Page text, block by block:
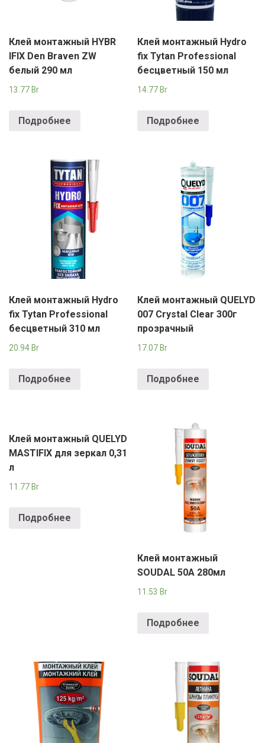
Клей монтажный HYBR
IFIX Den Braven ZW
белый 290 мл
13.77 Br
Подробнее
Клей монтажный Hydro
fix Tytan Professional
бесцветный 150 мл
14.77 Br
Подробнее
Клей монтажный Hydro
fix Tytan Professional
бесцветный 310 мл
20.94 Br
Подробнее
Клей монтажный QUELYD
007 Crystal Clear 300г
прозрачный
17.07 Br
Подробнее
Клей монтажный QUELYD
MASTIFIX для зеркал 0,31
л
11.77 Br
Подробнее
Клей монтажный
SOUDAL 50А 280мл
11.53 Br
Подробнее